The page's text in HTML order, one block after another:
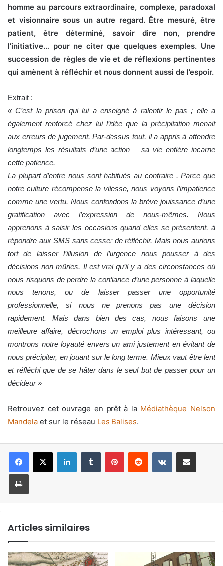
homme au parcours extraordinaire, complexe, paradoxal
et visionnaire sous un autre regard. Être mesuré, être
patient, être déterminé, savoir dire non, prendre
l’initiative… pour ne citer que quelques exemples. Une
succession de règles de vie et de réflexions pertinentes
qui amènent à réfléchir et nous donnent aussi de l’espoir.
Extrait :
« C’est la prison qui lui a enseigné à ralentir le pas ; elle a
également renforcé chez lui l’idée que la précipitation menait
aux erreurs de jugement. Par-dessus tout, il a appris à attendre
longtemps les résultats d’une action – sa vie entière incarne
cette patience.
La plupart d’entre nous sont habitués au contraire . Parce que
notre culture récompense la vitesse, nous voyons l’impatience
comme une vertu. Nous confondons la brève jouissance d’une
gratification avec l’expression de nous-mêmes. Nous
apprenons à saisir les occasions quand elles se présentent, à
répondre aux SMS sans cesser de réfléchir. Mais nous aurions
tort de laisser l’illusion de l’urgence nous pousser à des
décisions non mûries. Il est vrai qu’il y a des circonstances où
nous risquons de perdre la confiance d’une personne à laquelle
nous tenons, ou de laisser passer une opportunité
professionnelle, si nous ne prenons pas une décision
rapidement. Mais dans bien des cas, nous faisons une
meilleure affaire, décrochons un emploi plus intéressant, ou
montrons notre loyauté envers un ami justement en évitant de
nous précipiter, en jouant sur le long terme. Mieux vaut être lent
et réfléchi que de se hâter dans le seul but de passer pour un
décideur »
Retrouvez cet ouvrage en prêt à la Médiathèque Nelson
Mandela et sur le réseau Les Balises.
LinkedinTumblr PinterestReddit VKontaktePartager par email
Imprimer
Articles similaires